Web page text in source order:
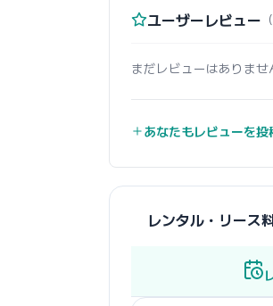
ユーザーレビュー
まだレビューはありま
あなたもレビューを投
レンタル・リース